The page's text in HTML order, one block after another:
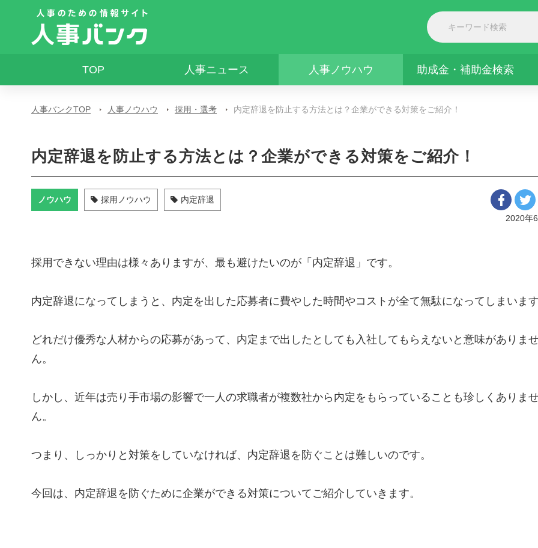
TOP 人事ニュース 人事ノウハウ 助成金・補助金検索
人事バンクTOP 人事ノウハウ 採用・選考 内定辞退を防止する方法とは？企業ができる対策をご紹介！
内定辞退を防止する方法とは？企業ができる対策をご紹介！
ノウハウ 採用ノウハウ
内定辞退
2020年
採用できない理由は様々ありますが、最も避けたいのが「内定辞退」です。
内定辞退になってしまうと、内定を出した応募者に費やした時間やコストが全て無駄になってしまいま
どれだけ優秀な人材からの応募があって、内定まで出したとしても入社してもらえないと意味がありま
ん。
しかし、近年は売り手市場の影響で一人の求職者が複数社から内定をもらっていることも珍しくありま
ん。
つまり、しっかりと対策をしていなければ、内定辞退を防ぐことは難しいのです。
今回は、内定辞退を防ぐために企業ができる対策についてご紹介していきます。